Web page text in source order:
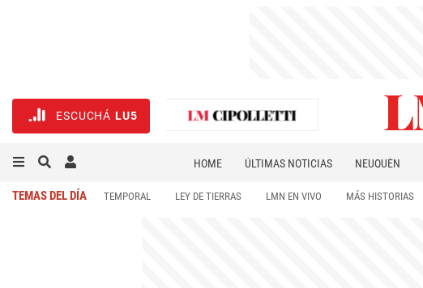
ESCUCHÁ LU5
HOME ÚLTIMAS NOTICIAS NEUQUÉN
TEMAS DEL DÍA TEMPORAL LEY DE TIERRAS LMN EN VIVO MÁS HISTORIAS